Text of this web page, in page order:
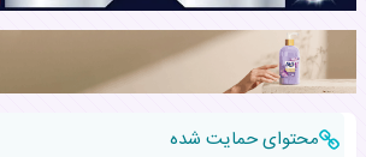
محتوای حمایت شده